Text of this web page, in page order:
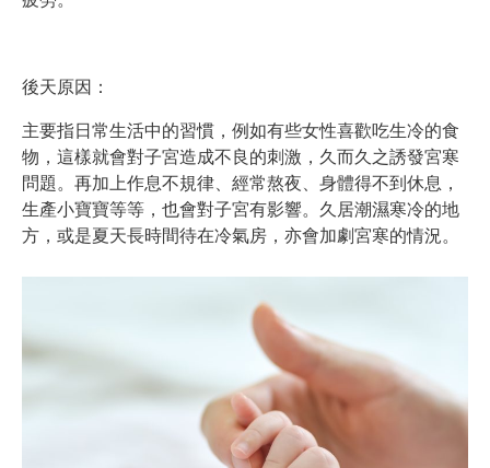
後天原因：
主要指日常生活中的習慣，例如有些女性喜歡吃生冷的食
物，這樣就會對子宮造成不良的刺激，久而久之誘發宮寒
問題。再加上作息不規律、經常熬夜、身體得不到休息，
生產小寶寶等等，也會對子宮有影響。久居潮濕寒冷的地
方，或是夏天長時間待在冷氣房，亦會加劇宮寒的情況。